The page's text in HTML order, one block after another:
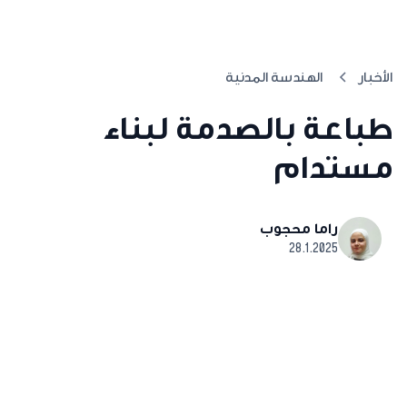
الأخبار الهندسة المدنية
طباعة بالصدمة لبناء
مستدام
راما محجوب
28.1.2025